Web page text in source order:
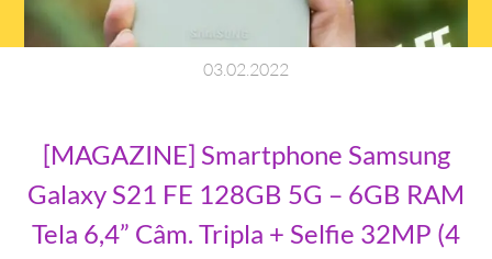
0302 2022
[MAGAZINE] Smartphone Samsung
Galaxy S21 FE 128GB 5G – 6GB RAM
Tela 6,4” Câm. Tripla + Selfie 32MP (4